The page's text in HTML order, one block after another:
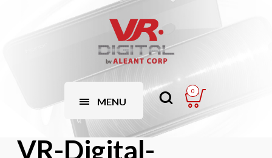
MENU
0
VR-Digital-